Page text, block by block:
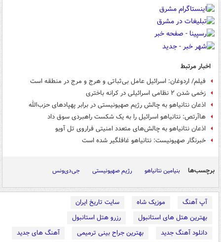
اخبار مرتبط
فیلم/ اردوغان: اسرائیل عامل بی‌ثباتی و هرج‌ و مرج در منطقه است
زخمی شدن ۲ نظامی اسرائیلی در کرانه باختری
اذعان نتانیاهو به چالش رژیم صهیونیستی در برابر پهپادهای حزب‌الله
هاآرتص: نتانیاهو اسرائیل را به یک شکست راهبردی سوق داد
اذعان نتانیاهو به چالش‌های متعدد امنیتی فراروی تل آویو
خبرنگار صهیونیست: نتانیاهو غافلگیر شده است
برچسب‌ها بنیامین نتانیاهو رژیم صهیونیستی جی‌دی‌ونس
آپ آهنگ موزیک شاه
سایت تاریخ ایران
بهترین هتل های استانبول
رزرو هتل استانبول
دانلود آهنگ جدید
بهترین جراح بینی ترمیمی
آهنگ های جدید